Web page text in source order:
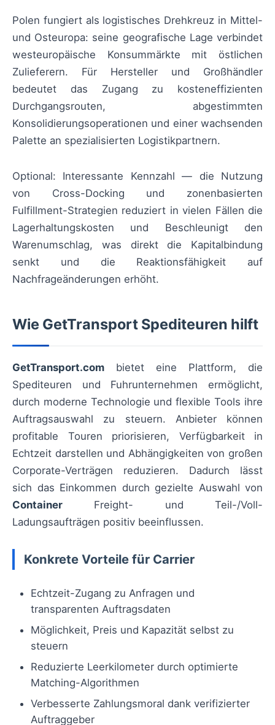
Polen fungiert als logistisches Drehkreuz in Mittel-
und Osteuropa: seine geografische Lage verbindet
westeuropäische Konsummärkte mit östlichen
Zulieferern. Für Hersteller und Großhändler
bedeutet das Zugang zu kosteneffizienten
Durchgangsrouten, abgestimmten
Konsolidierungsoperationen und einer wachsenden
Palette an spezialisierten Logistikpartnern.
Optional: Interessante Kennzahl — die Nutzung
von Cross-Docking und zonenbasierten
Fulfillment-Strategien reduziert in vielen Fällen die
Lagerhaltungskosten und Beschleunigt den
Warenumschlag, was direkt die Kapitalbindung
senkt und die Reaktionsfähigkeit auf
Nachfrageänderungen erhöht.
Wie GetTransport Spediteuren hilft
GetTransport.com bietet eine Plattform, die
Spediteuren und Fuhrunternehmen ermöglicht,
durch moderne Technologie und flexible Tools ihre
Auftragsauswahl zu steuern. Anbieter können
profitable Touren priorisieren, Verfügbarkeit in
Echtzeit darstellen und Abhängigkeiten von großen
Corporate-Verträgen reduzieren. Dadurch lässt
sich das Einkommen durch gezielte Auswahl von
Container Freight- und Teil-/Voll-
Ladungsaufträgen positiv beeinflussen.
Konkrete Vorteile für Carrier
Echtzeit-Zugang zu Anfragen und
transparenten Auftragsdaten
Möglichkeit, Preis und Kapazität selbst zu
steuern
Reduzierte Leerkilometer durch optimierte
Matching-Algorithmen
Verbesserte Zahlungsmoral dank verifizierter
Auftraggeber